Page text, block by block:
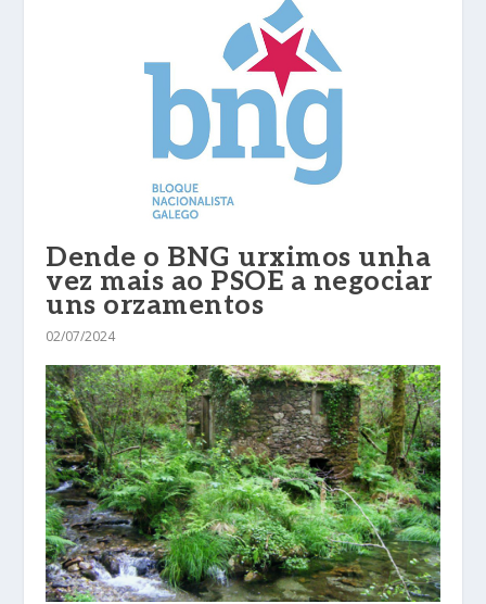
Dende o BNG urximos unha
vez mais ao PSOE a negociar
uns orzamentos
02/07/2024